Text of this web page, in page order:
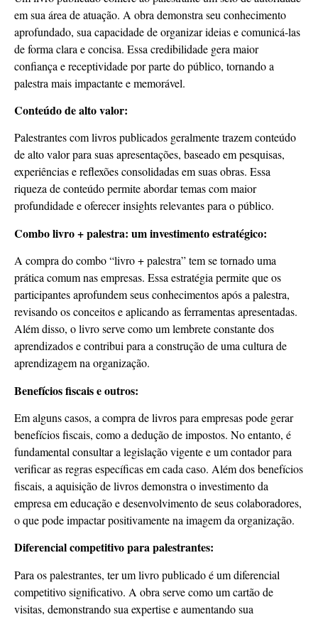
em sua área de atuação. A obra demonstra seu conhecimento
aprofundado, sua capacidade de organizar ideias e comunicá-las
de forma clara e concisa. Essa credibilidade gera maior
confiança e receptividade por parte do público, tornando a
palestra mais impactante e memorável.
Conteúdo de alto valor:
Palestrantes com livros publicados geralmente trazem conteúdo
de alto valor para suas apresentações, baseado em pesquisas,
experiências e reflexões consolidadas em suas obras. Essa
riqueza de conteúdo permite abordar temas com maior
profundidade e oferecer insights relevantes para o público.
Combo livro + palestra: um investimento estratégico:
A compra do combo “livro + palestra” tem se tornado uma
prática comum nas empresas. Essa estratégia permite que os
participantes aprofundem seus conhecimentos após a palestra,
revisando os conceitos e aplicando as ferramentas apresentadas.
Além disso, o livro serve como um lembrete constante dos
aprendizados e contribui para a construção de uma cultura de
aprendizagem na organização.
Benefícios fiscais e outros:
Em alguns casos, a compra de livros para empresas pode gerar
benefícios fiscais, como a dedução de impostos. No entanto, é
fundamental consultar a legislação vigente e um contador para
verificar as regras específicas em cada caso. Além dos benefícios
fiscais, a aquisição de livros demonstra o investimento da
empresa em educação e desenvolvimento de seus colaboradores,
o que pode impactar positivamente na imagem da organização.
Diferencial competitivo para palestrantes:
Para os palestrantes, ter um livro publicado é um diferencial
competitivo significativo. A obra serve como um cartão de
visitas, demonstrando sua expertise e aumentando sua